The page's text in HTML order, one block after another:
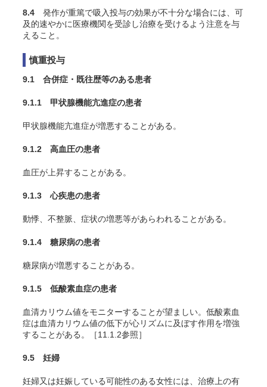
8.4 発作が重篤で吸入投与の効果が不十分な場合には、可
及的速やかに医療機関を受診し治療を受けるよう注意を与
えること。
慎重投与
9.1 合併症・既往歴等のある患者
9.1.1 甲状腺機能亢進症の患者
甲状腺機能亢進症が増悪することがある。
9.1.2 高血圧の患者
血圧が上昇することがある。
9.1.3 心疾患の患者
動悸、不整脈、症状の増悪等があらわれることがある。
9.1.4 糖尿病の患者
糖尿病が増悪することがある。
9.1.5 低酸素血症の患者
血清カリウム値をモニターすることが望ましい。低酸素血
症は血清カリウム値の低下が心リズムに及ぼす作用を増強
することがある。［11.1.2参照］
9.5 妊婦
妊婦又は妊娠している可能性のある女性には、治療上の有